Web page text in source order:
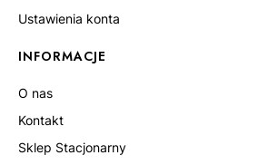
Ustawienia konta
INFORMACJE
O nas
Kontakt
Sklep Stacjonarny